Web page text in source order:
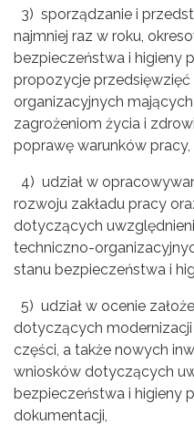
3) sporządzanie i
najmniej raz w roku,
bezpieczeństwa i higieny
propozycje przedsięwzięć
organizacyjnych
zagrożeniom życia i
poprawę warunków pracy,
4) udział w
rozwoju zakładu pracy
dotyczących
techniczno-
stanu bezpieczeństwa i
5) udział w ocenie
dotyczących
części, a także nowych
wniosków dotyczących
bezpieczeństwa i higieny
dokumentacji,